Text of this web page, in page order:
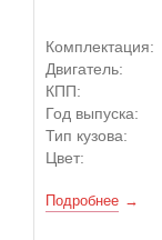
Комплектация:
Двигатель:
КПП:
Год выпуска:
Тип кузова:
Цвет:
Подробнее